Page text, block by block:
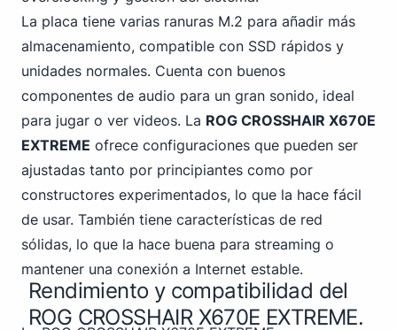
La placa tiene varias ranuras M.2 para añadir más
almacenamiento, compatible con SSD rápidos y
unidades normales. Cuenta con buenos
componentes de audio para un gran sonido, ideal
para jugar o ver videos. La ROG CROSSHAIR X670E
EXTREME ofrece configuraciones que pueden ser
ajustadas tanto por principiantes como por
constructores experimentados, lo que la hace fácil
de usar. También tiene características de red
sólidas, lo que la hace buena para streaming o
mantener una conexión a Internet estable.
Rendimiento y compatibilidad del
ROG CROSSHAIR X670E EXTREME.